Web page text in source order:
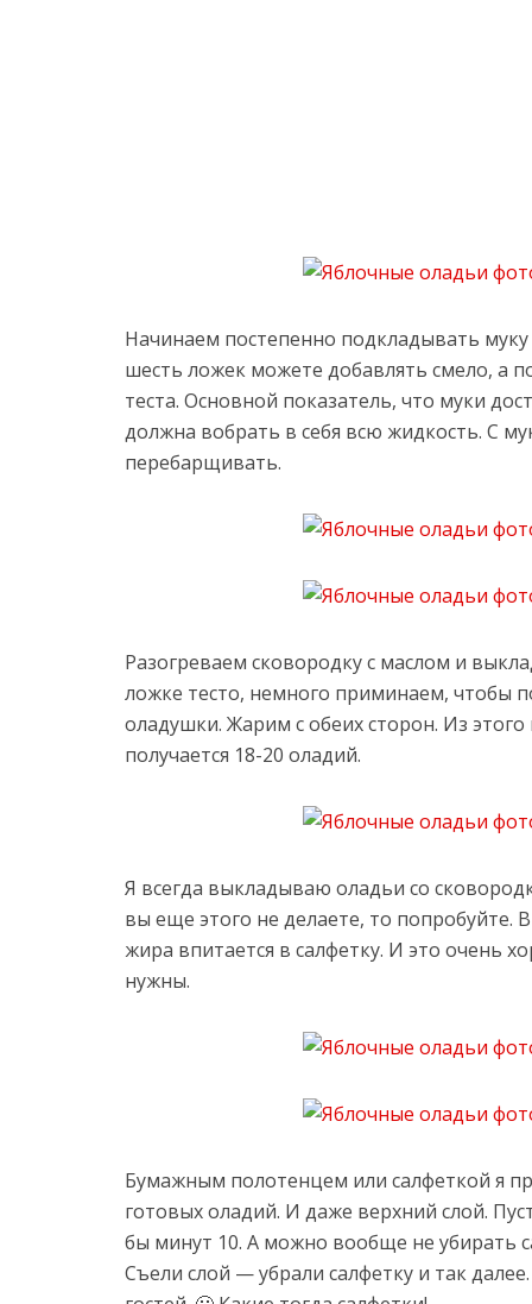
Начинаем постепенно подкладывать
шесть ложек можете добавлять смело, а
теста. Основной показатель, что муки
должна вобрать в себя всю жидкость. С
перебарщивать.
Разогреваем сковородку с маслом и
ложке тесто, немного приминаем, чтобы
оладушки. Жарим с обеих сторон. Из этого
получается 18-20 оладий.
Я всегда выкладываю оладьи со
вы еще этого не делаете, то попробуйте.
жира впитается в салфетку. И это очень
нужны.
Бумажным полотенцем или салфеткой я
готовых оладий. И даже верхний слой.
бы минут 10. А можно вообще не убирать
Съели слой — убрали салфетку и так